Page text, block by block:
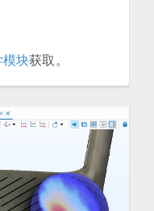
模块获取。